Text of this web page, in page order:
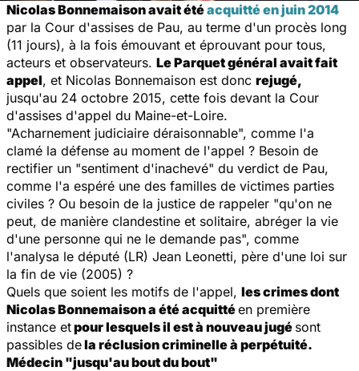
Nicolas Bonnemaison avait étéacquitté en juin 2014
par la Cour d'assises de Pau, au terme d'un procès long
(11 jours), à la fois émouvant et éprouvant pour tous,
acteurs et observateurs. Le Parquet général avait fait
appel, et Nicolas Bonnemaison est donc rejugé,
jusqu'au 24 octobre 2015, cette fois devant la Cour
d'assises d'appel du Maine-et-Loire.
"Acharnement judiciaire déraisonnable", comme l'a
clamé la défense au moment de l'appel ? Besoin de
rectifier un "sentiment d'inachevé" du verdict de Pau,
comme l'a espéré une des familles de victimes parties
civiles ? Ou besoin de la justice de rappeler "qu'on ne
peut, de manière clandestine et solitaire, abréger la vie
d'une personne qui ne le demande pas", comme
l'analysa le député (LR) Jean Leonetti, père d'une loi sur
la fin de vie (2005) ?
Quels que soient les motifs de l'appel, les crimes dont
Nicolas Bonnemaison a été acquittéen première
instance etpour lesquels il est à nouveau jugé sont
passibles dela réclusion criminelle à perpétuité.
Médecin "jusqu'au bout du bout"